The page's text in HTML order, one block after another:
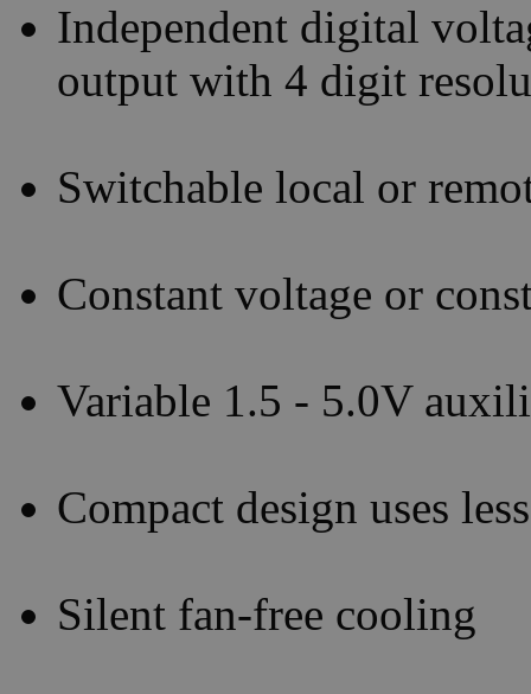
Independent digital
output with 4 digit
Switchable local or
Constant voltage or
Variable 1.5 - 5.0V
Compact design uses
Silent fan-free cooling